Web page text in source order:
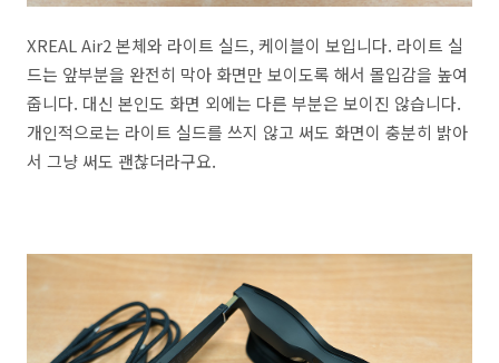
XREAL Air2 본체와 라이트 실드, 케이블이 보입니다. 라이트 실
드는 앞부분을 완전히 막아 화면만 보이도록 해서 몰입감을 높여
줍니다. 대신 본인도 화면 외에는 다른 부분은 보이진 않습니다.
개인적으로는 라이트 실드를 쓰지 않고 써도 화면이 충분히 밝아
서 그냥 써도 괜찮더라구요.